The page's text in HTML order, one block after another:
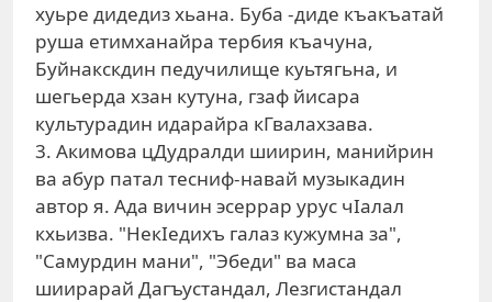
хуьре дидедиз хьана. Буба -диде къакъатай
руша етимханайра тербия къачуна,
Буйнакскдин педучилище куьтягьна, и
шегьерда хзан кутуна, гзаф йисара
культурадин идарайра кГвалахзава.
3. Акимова цДудралди шиирин, манийрин
ва абур патал тесниф-навай музыкадин
автор я. Ада вичин эсеррар урус чIалал
кхьизва. "НекIедихъ галаз кужумна за",
"Самурдин мани", "Эбеди" ва маса
шиирарай Дагъустандал, Лезгистандал